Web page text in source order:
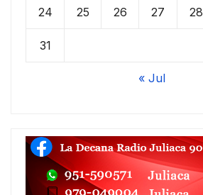
24 25 26 27 28
31
« Jul